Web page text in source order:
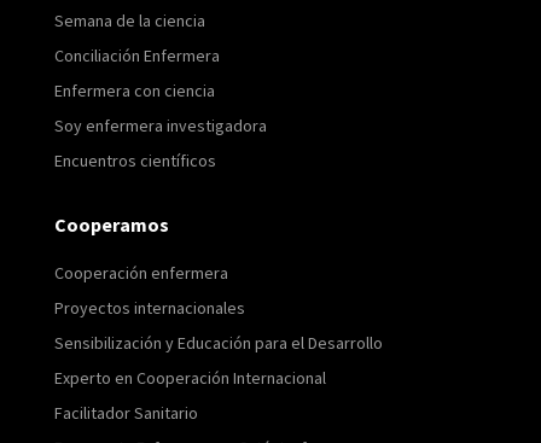
Semana de la ciencia
Conciliación Enfermera
Enfermera con ciencia
Soy enfermera investigadora
Encuentros científicos
Cooperamos
Cooperación enfermera
Proyectos internacionales
Sensibilización y Educación para el Desarrollo
Experto en Cooperación Internacional
Facilitador Sanitario